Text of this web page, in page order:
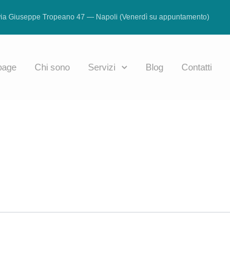
Giuseppe Tropeano 47 — Napoli (Venerdì su appuntamento)
Chi sono Servizi Blog Contatti